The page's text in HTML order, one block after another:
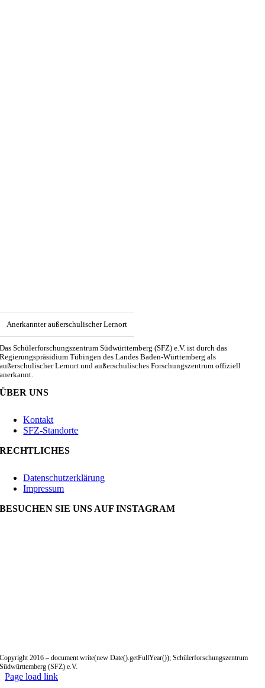
Anerkannter außerschulischer Lernort
Das Schülerforschungszentrum Südwürttemberg (SFZ) e.V. ist durch das
Regierungspräsidium Tübingen des Landes Baden-Württemberg als
außerschulischer Lernort und außerschulisches Forschungszentrum offiziell
anerkannt.
ÜBER UNS
Kontakt
SFZ-Standorte
RECHTLICHES
Datenschutzerklärung
Impressum
BESUCHEN SIE UNS AUF INSTAGRAM
Copyright 2016 – document.write(new Date().getFullYear()); Schülerforschungszentrum
Südwürttemberg (SFZ) e.V.
Page load link